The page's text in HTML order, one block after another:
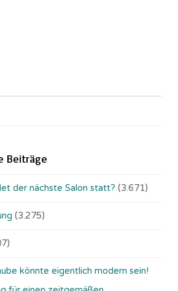
Beiträge
der nächste Salon statt? (3.671)
(3.275)
könnte eigentlich modern sein!